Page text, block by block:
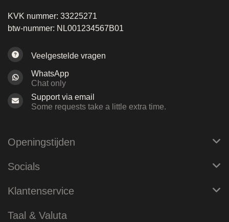
KVK nummer: 33225271
btw-nummer: NL001234567B01
Veelgestelde vragen
WhatsApp
Chat only
Support via email
Some requests take a little extra time.
Openingstijden
Socials
Klantenservice
Taal & Valuta